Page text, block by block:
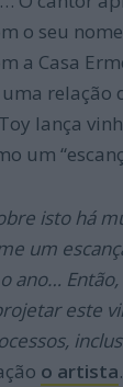
o seu
a Casa
relação
lança
um
isto há
um
ano…
este
o artista